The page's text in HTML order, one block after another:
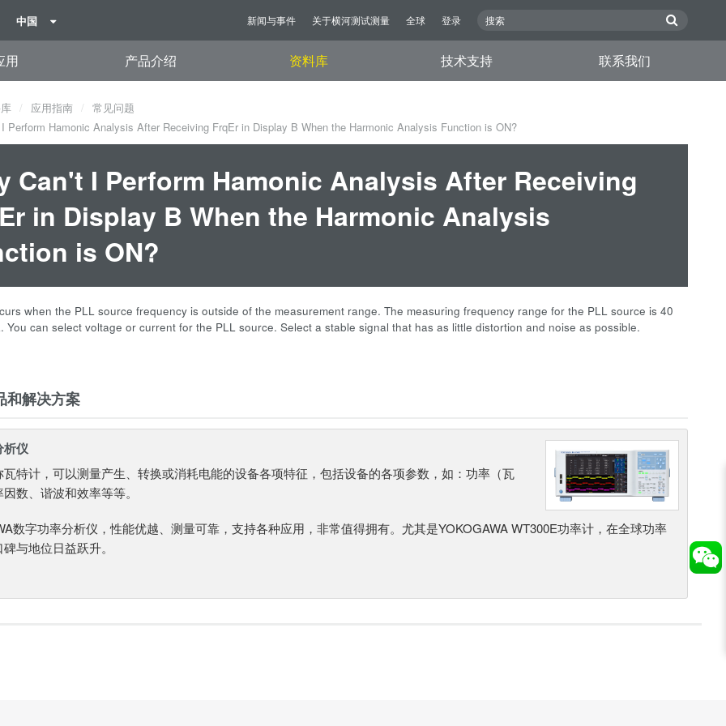
中国 新闻与事件 关于横河测试测量 全球 登录
用 产品介绍 资料库 技术支持 联系我们
应用指南
常见问题
Perform Hamonic Analysis After Receiving FrqEr in Display B When the Harmonic Analysis Function is ON?
Can't I Perform Hamonic Analysis After Receiving
in Display B When the Harmonic Analysis
is ON?
when the PLL source frequency is outside of the measurement range. The measuring frequency range for the PLL source is 40
You can select voltage or current for the PLL source. Select a stable signal that has as little distortion and noise as possible.
和解决方案
析仪
特计，可以测量产生、转换或消耗电能的设备各项特征，包括设备的各项参数，如：功率（瓦
数、谐波和效率等等。
数字功率分析仪，性能优越、测量可靠，支持各种应用，非常值得拥有。尤其是YOKOGAWA WT300E功率计，在全球功率
与地位日益跃升。